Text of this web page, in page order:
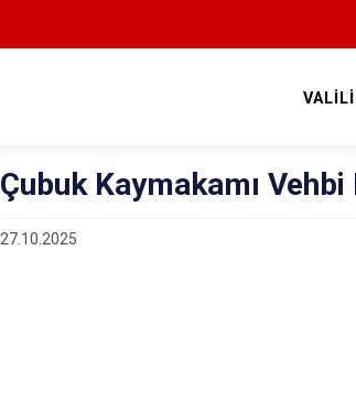
Çubuk Kaymakamı Vehbi
27.10.2025